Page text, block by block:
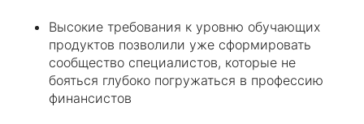
Высокие требования к уровню обучающих
продуктов позволили уже сформировать
сообщество специалистов, которые не
бояться глубоко погружаться в профессию
финансистов